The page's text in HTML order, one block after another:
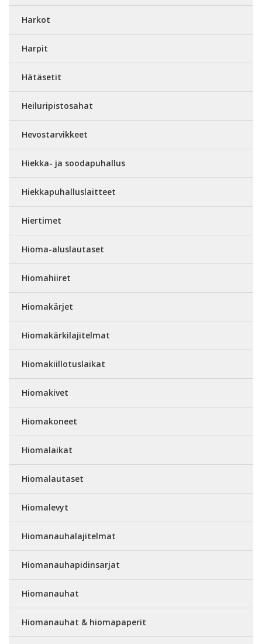
Harkot
Harpit
Hätäsetit
Heiluripistosahat
Hevostarvikkeet
Hiekka- ja soodapuhallus
Hiekkapuhalluslaitteet
Hiertimet
Hioma-aluslautaset
Hiomahiiret
Hiomakärjet
Hiomakärkilajitelmat
Hiomakiillotuslaikat
Hiomakivet
Hiomakoneet
Hiomalaikat
Hiomalautaset
Hiomalevyt
Hiomanauhalajitelmat
Hiomanauhapidinsarjat
Hiomanauhat
Hiomanauhat & hiomapaperit